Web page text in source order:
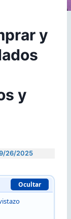
y
y
26/2025
Ocultar